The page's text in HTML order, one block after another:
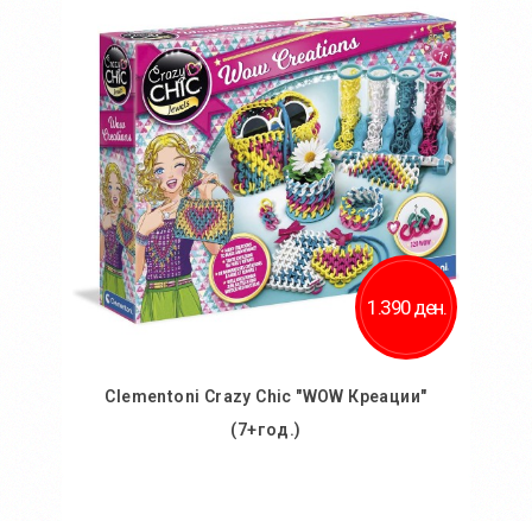
Додај во желби
Додај за споредба
1.390 ден.
Clementoni Crazy Chic "WOW Креации"
(7+год.)